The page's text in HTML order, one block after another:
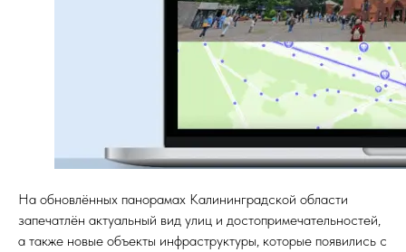
На обновлённых панорамах Калининградской области
запечатлён актуальный вид улиц и достопримечательностей,
а также новые объекты инфраструктуры, которые появились с